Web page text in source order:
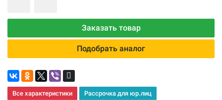
Заказать товар
Подобрать аналог
Все характеристики Рассрочка для юр.лиц